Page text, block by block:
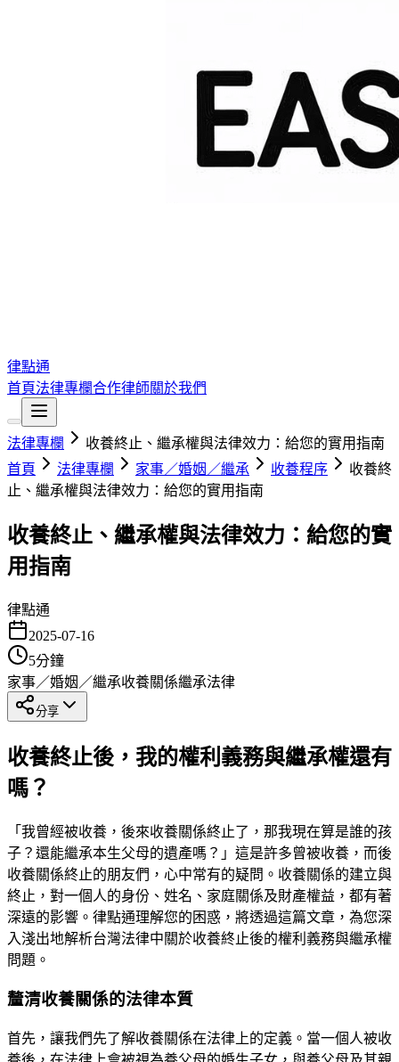
律點通
首頁法律專欄合作律師關於我們
法律專欄
收養終止、繼承權與法律效力：給您的實用指南
首頁
法律專欄 家事／婚姻／繼承 收養程序
收養終
止、繼承權與法律效力：給您的實用指南
收養終止、繼承權與法律效力：給您的實
用指南
律點通
2025-07-16
5分鐘
家事／婚姻／繼承收養關係繼承法律
分享
收養終止後，我的權利義務與繼承權還有
嗎？
「我曾經被收養，後來收養關係終止了，那我現在算是誰的孩
子？還能繼承本生父母的遺產嗎？」這是許多曾被收養，而後
收養關係終止的朋友們，心中常有的疑問。收養關係的建立與
終止，對一個人的身份、姓名、家庭關係及財產權益，都有著
深遠的影響。律點通理解您的困惑，將透過這篇文章，為您深
入淺出地解析台灣法律中關於收養終止後的權利義務與繼承權
問題。
釐清收養關係的法律本質
首先，讓我們先了解收養關係在法律上的定義。當一個人被收